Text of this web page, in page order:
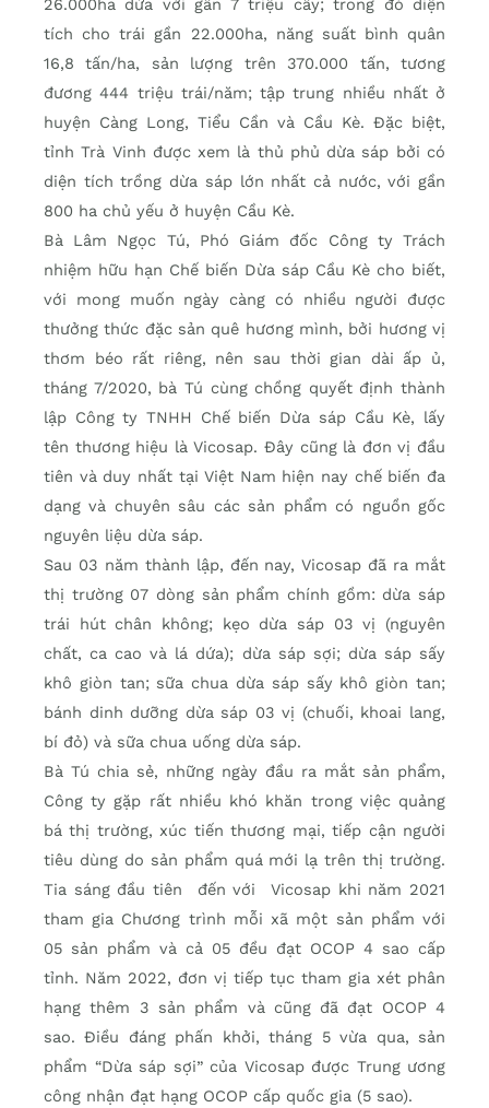
26.000ha dừa với gần 7 triệu cây; trong đó diện
tích cho trái gần 22.000ha, năng suất bình quân
16,8 tấn/ha, sản lượng trên 370.000 tấn, tương
đương 444 triệu trái/năm; tập trung nhiều nhất ở
huyện Càng Long, Tiểu Cần và Cầu Kè. Đặc biệt,
tỉnh Trà Vinh được xem là thủ phủ dừa sáp bởi có
diện tích trồng dừa sáp lớn nhất cả nước, với gần
800 ha chủ yếu ở huyện Cầu Kè.
Bà Lâm Ngọc Tú, Phó Giám đốc Công ty Trách
nhiệm hữu hạn Chế biến Dừa sáp Cầu Kè cho biết,
với mong muốn ngày càng có nhiều người được
thưởng thức đặc sản quê hương mình, bởi hương vị
thơm béo rất riêng, nên sau thời gian dài ấp ủ,
tháng 7/2020, bà Tú cùng chồng quyết định thành
lập Công ty TNHH Chế biến Dừa sáp Cầu Kè, lấy
tên thương hiệu là Vicosap. Đây cũng là đơn vị đầu
tiên và duy nhất tại Việt Nam hiện nay chế biến đa
dạng và chuyên sâu các sản phẩm có nguồn gốc
nguyên liệu dừa sáp.
Sau 03 năm thành lập, đến nay, Vicosap đã ra mắt
thị trường 07 dòng sản phẩm chính gồm: dừa sáp
trái hút chân không; kẹo dừa sáp 03 vị (nguyên
chất, ca cao và lá dứa); dừa sáp sợi; dừa sáp sấy
khô giòn tan; sữa chua dừa sáp sấy khô giòn tan;
bánh dinh dưỡng dừa sáp 03 vị (chuối, khoai lang,
bí đỏ) và sữa chua uống dừa sáp.
Bà Tú chia sẻ, những ngày đầu ra mắt sản phẩm,
Công ty gặp rất nhiều khó khăn trong việc quảng
bá thị trường, xúc tiến thương mại, tiếp cận người
tiêu dùng do sản phẩm quá mới lạ trên thị trường.
Tia sáng đầu tiên đến với Vicosap khi năm 2021
tham gia Chương trình mỗi xã một sản phẩm với
05 sản phẩm và cả 05 đều đạt OCOP 4 sao cấp
tỉnh. Năm 2022, đơn vị tiếp tục tham gia xét phân
hạng thêm 3 sản phẩm và cũng đã đạt OCOP 4
sao. Điều đáng phấn khởi, tháng 5 vừa qua, sản
phẩm “Dừa sáp sợi” của Vicosap được Trung ương
công nhận đạt hạng OCOP cấp quốc gia (5 sao).